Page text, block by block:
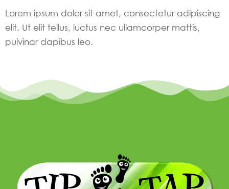
Lorem ipsum dolor sit amet, consectetur adipiscing
elit. Ut elit tellus, luctus nec ullamcorper mattis,
pulvinar dapibus leo.